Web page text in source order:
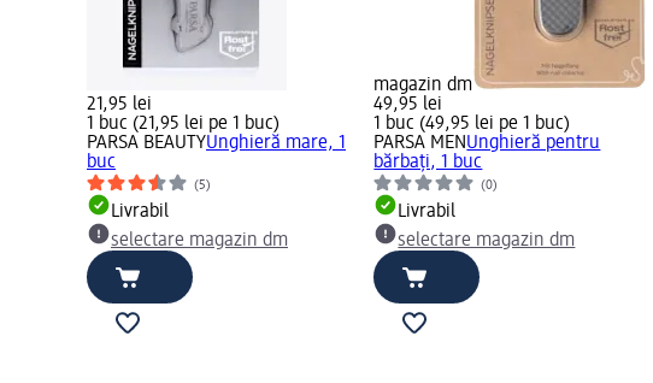
21,95 lei
1 buc (21,95 lei pe 1 buc)
PARSA BEAUTYUnghieră mare, 1
buc
(5)
Livrabil
selectare magazin dm
magazin dm
49,95 lei
1 buc (49,95 lei pe 1 buc)
PARSA MENUnghieră pentru
bărbați, 1 buc
(0)
Livrabil
selectare magazin dm